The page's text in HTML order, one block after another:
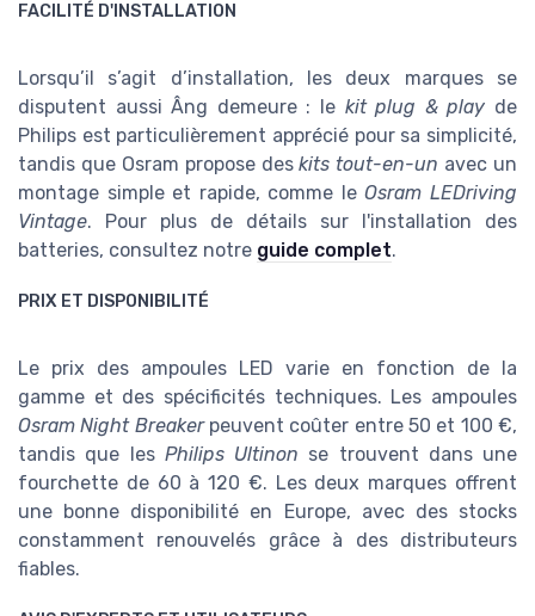
FACILITÉ D'INSTALLATION
Lorsqu’il s’agit d’installation, les deux marques se
disputent aussi Âng demeure : le kit plug & play de
Philips est particulièrement apprécié pour sa simplicité,
tandis que Osram propose deskits tout-en-un avec un
montage simple et rapide, comme leOsram LEDriving
Vintage. Pour plus de détails sur l'installation des
batteries, consultez notre guide complet.
PRIX ET DISPONIBILITÉ
Le prix des ampoules LED varie en fonction de la
gamme et des spécificités techniques. Les ampoules
Osram Night Breakerpeuvent coûter entre 50 et 100 €,
tandis que les Philips Ultinon se trouvent dans une
fourchette de 60 à 120 €. Les deux marques offrent
une bonne disponibilité en Europe, avec des stocks
constamment renouvelés grâce à des distributeurs
fiables.